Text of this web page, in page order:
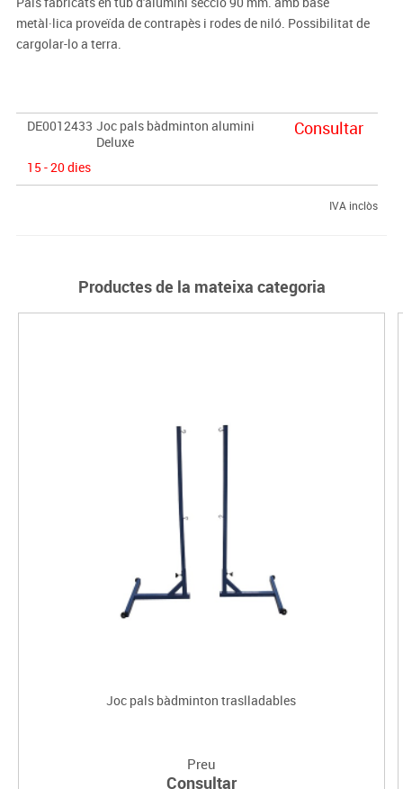
metàl·lica proveïda de contrapès i rodes de niló. Possibilitat de
cargolar-lo a terra.
DE0012433 Joc pals bàdminton alumini
Deluxe
15 - 20 dies
Consultar
IVA inclòs
Productes de la mateixa categoria
Joc pals bàdminton traslladables
Preu
Consultar